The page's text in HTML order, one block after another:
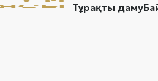
Тұрақты даму